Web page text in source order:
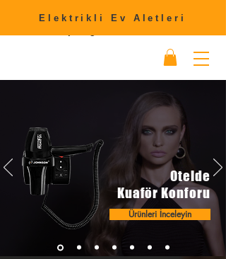
Elektrikli Ev Aletleri
Malı Kullanınız. Türk Parası,
Otelde
Kuaför Konforu
Ürünleri İnceleyin